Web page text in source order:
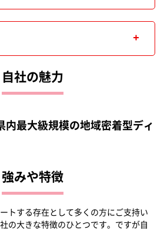
自社の魅力
内最大級規模の地域密着型ディ
強みや特徴
トする存在として多くの方にご支持い
の大きな特徴のひとつです。ですが自